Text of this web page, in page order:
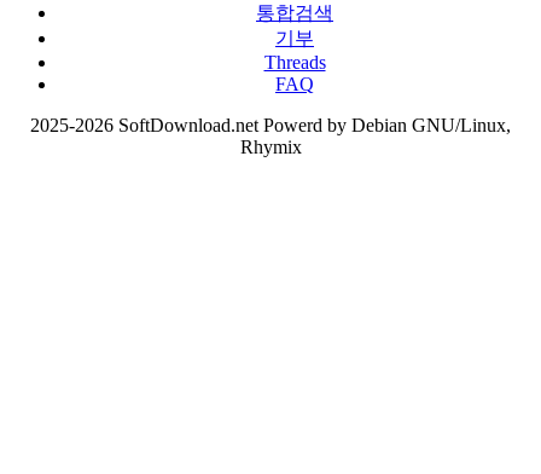
통합검색
기부
Threads
FAQ
2025-2026 SoftDownload.net Powerd by Debian GNU/Linux,
Rhymix